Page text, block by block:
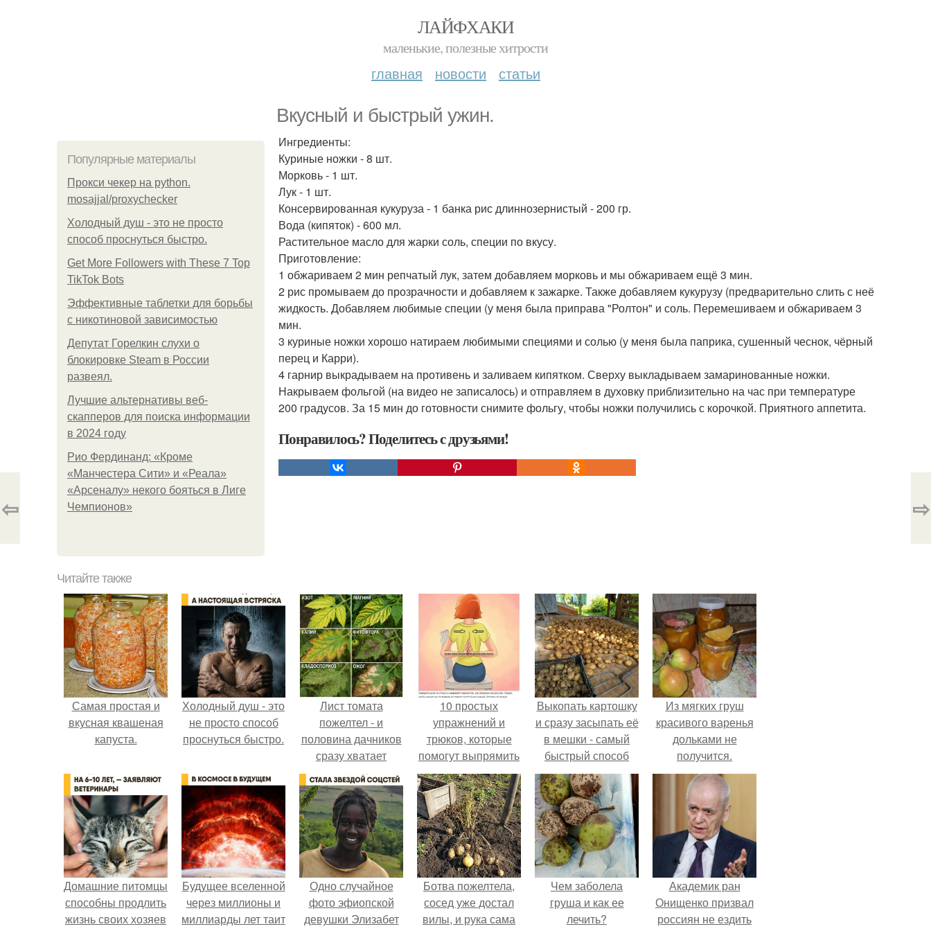
ЛАЙФХАКИ
маленькие, полезные хитрости
главная новости статьи
Вкусный и быстрый ужин.
Популярные материалы
Прокси чекер на python.
mosajjal/proxychecker
Холодный душ - это не просто
способ проснуться быстро.
Get More Followers with These 7 Top
TikTok Bots
Эффективные таблетки для борьбы
с никотиновой зависимостью
Депутат Горелкин слухи о
блокировке Steam в России
развеял.
Лучшие альтернативы веб-
скапперов для поиска информации
в 2024 году
Рио Фердинанд: «Кроме
«Манчестера Сити» и «Реала»
«Арсеналу» некого бояться в Лиге
Чемпионов»
Ингредиенты:
Куриные ножки - 8 шт.
Морковь - 1 шт.
Лук - 1 шт.
Консервированная кукуруза - 1 банка рис длиннозернистый - 200 гр.
Вода (кипяток) - 600 мл.
Растительное масло для жарки соль, специи по вкусу.
Приготовление:
1 обжариваем 2 мин репчатый лук, затем добавляем морковь и мы обжариваем ещё 3 мин.
2 рис промываем до прозрачности и добавляем к зажарке. Также добавляем кукурузу (предварительно слить с неё
жидкость. Добавляем любимые специи (у меня была приправа "Ролтон" и соль. Перемешиваем и обжариваем 3
мин.
3 куриные ножки хорошо натираем любимыми специями и солью (у меня была паприка, сушенный чеснок, чёрный
перец и Карри).
4 гарнир выкрадываем на противень и заливаем кипятком. Сверху выкладываем замаринованные ножки.
Накрываем фольгой (на видео не записалось) и отправляем в духовку приблизительно на час при температуре
200 градусов. За 15 мин до готовности снимите фольгу, чтобы ножки получились с корочкой. Приятного аппетита.
Понравилось? Поделитесь с друзьями!
⇦ ⇨
Читайте также
Самая простая и
вкусная квашеная
капуста.
Холодный душ - это
не просто способ
проснуться быстро.
Лист томата
пожелтел - и
половина дачников
сразу хватает
удобрение.
10 простых
упражнений и
трюков, которые
помогут выпрямить
спину и сохранить
результат.
Выкопать картошку
и сразу засыпать её
в мешки - самый
быстрый способ
спрятать вместе с
урожаем гниль,
порезы и больные
клубни.
Из мягких груш
красивого варенья
дольками не
получится.
Домашние питомцы
способны продлить
жизнь своих хозяев
Будущее вселенной
через миллионы и
миллиарды лет таит
Одно случайное
фото эфиопской
девушки Элизабет
Ботва пожелтела,
сосед уже достал
вилы, и рука сама
Чем заболела
груша и как ее
лечить?
Академик ран
Онищенко призвал
россиян не ездить